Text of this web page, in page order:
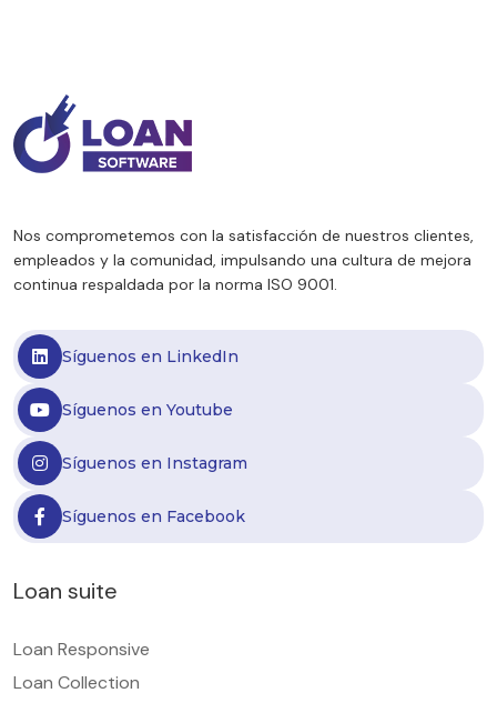
planes de financiación y extensión de
cuotas para acompañar esta realidad. Sin
embargo, este contexto no […]
Nos comprometemos con la satisfacción de nuestros clientes,
empleados y la comunidad, impulsando una cultura de mejora
continua respaldada por la norma ISO 9001.
Síguenos en LinkedIn
Síguenos en Youtube
Síguenos en Instagram
Síguenos en Facebook
Loan suite
Loan Responsive
Loan Collection